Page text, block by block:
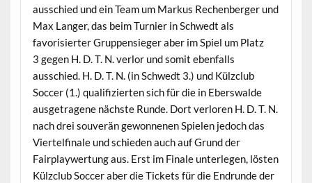
ausschied und ein Team um Markus Rechenberger und
Max Langer, das beim Turnier in Schwedt als
favorisierter Gruppensieger aber im Spiel um Platz
3 gegen H. D. T. N. verlor und somit ebenfalls
ausschied. H. D. T. N. (in Schwedt 3.) und Külzclub
Soccer (1.) qualifizierten sich für die in Eberswalde
ausgetragene nächste Runde. Dort verloren H. D. T. N.
nach drei souverän gewonnenen Spielen jedoch das
Viertelfinale und schieden auch auf Grund der
Fairplaywertung aus. Erst im Finale unterlegen, lösten
Külzclub Soccer aber die Tickets für die Endrunde der